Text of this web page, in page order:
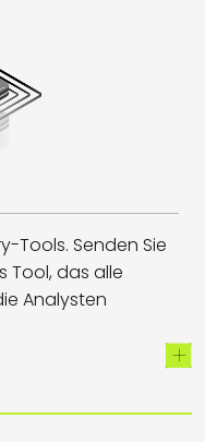
Tools. Senden Sie
Tool, das alle
Analysten